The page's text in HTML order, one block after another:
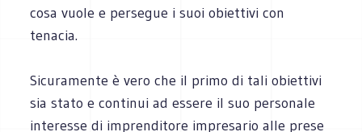
cosa vuole e persegue i suoi obiettivi con
tenacia.
Sicuramente è vero che il primo di tali obiettivi
sia stato e continui ad essere il suo personale
interesse di imprenditore impresario alle prese